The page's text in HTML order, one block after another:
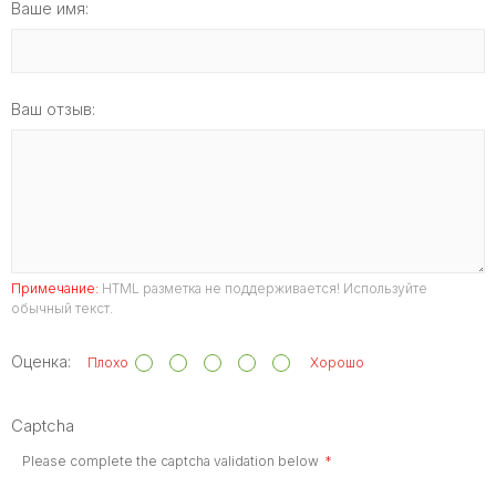
Ваше имя:
Ваш отзыв:
Примечание: HTML разметка не поддерживается! Используйте
обычный текст.
Оценка: Плохо Хорошо
Captcha
Please complete the captcha validation below